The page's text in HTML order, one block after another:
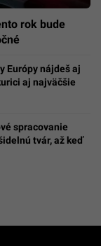
rok bude
Európy nájdeš aj
aj najväčšie
spracovanie
tvár, až keď